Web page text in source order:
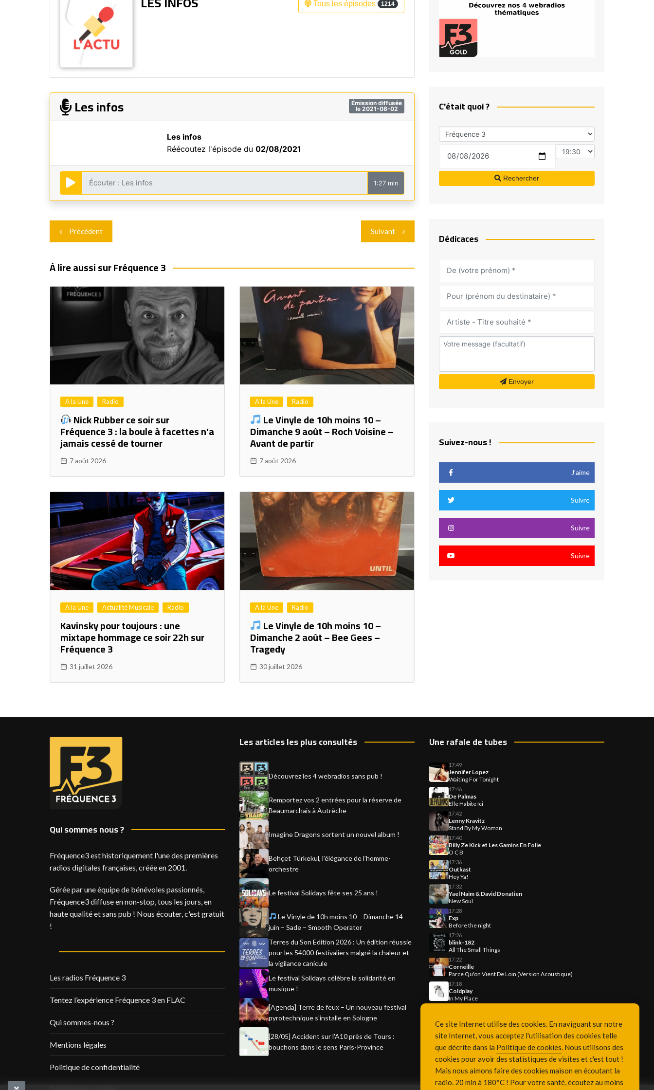
Fréquence 3 Urban
Tous les épisodes 1214
Émission diffusée
le 2021-08-02
Les infos
Les infos
Réécoutez l'épisode du 02/08/2021
1:27 min
Navigation
de
l’article
Précédent Suivant
À lire aussi sur Fréquence 3
A la Une Radio
Nick Rubber ce soir sur
Fréquence 3 : la boule à facettes n’a
jamais cessé de tourner
7 août 2026
A la Une Radio
Le Vinyle de 10h moins 10 –
Dimanche 9 août – Roch Voisine –
Avant de partir
7 août 2026
A la Une Actualité Musicale Radio
Kavinsky pour toujours : une
mixtape hommage ce soir 22h sur
Fréquence 3
31 juillet 2026
A la Une Radio
Le Vinyle de 10h moins 10 –
Dimanche 2 août – Bee Gees –
Tragedy
30 juillet 2026
C'était quoi ?
Rechercher
Dédicaces
Envoyer
Suivez-nous !
J’aime
Suivre
Suivre
Suivre
Qui sommes nous ?
Fréquence3 est historiquement l'une des premières
radios digitales françaises, créée en 2001.
Gérée par une équipe de bénévoles passionnés,
Fréquence3 diffuse en non-stop, tous les jours, en
haute qualité et sans pub ! Nous écouter, c'est gratuit
!
Les radios Fréquence 3
Tentez l’expérience Fréquence 3 en FLAC
Qui sommes-nous ?
Mentions légales
Politique de confidentialité
Les articles les plus consultés
Découvrez les 4 webradios sans pub !
Remportez vos 2 entrées pour la réserve de
Beaumarchais à Autrèche
Imagine Dragons sortent un nouvel album !
Behçet Türkekul, l’élégance de l’homme-
orchestre
Le festival Solidays fête ses 25 ans !
Le Vinyle de 10h moins 10 – Dimanche 14
juin – Sade – Smooth Operator
Terres du Son Edition 2026 : Un édition réussie
pour les 54000 festivaliers malgré la chaleur et
la vigilance canicule
Le festival Solidays célèbre la solidarité en
musique !
[Agenda] Terre de feux – Un nouveau festival
pyrotechnique s'installe en Sologne
[28/05] Accident sur l'A10 près de Tours :
bouchons dans le sens Paris-Province
Une rafale de tubes
17:49
Jennifer Lopez
Waiting For Tonight
17:46
De Palmas
Elle Habite Ici
17:42
Lenny Kravitz
Stand By My Woman
17:40
Billy Ze Kick et Les Gamins En Folie
O C B
17:36
Outkast
Hey Ya!
17:32
Yael Naim & David Donatien
New Soul
17:28
Exp
Before the night
17:26
blink-182
All The Small Things
17:22
Corneille
Parce Qu'on Vient De Loin (Version Acoustique)
17:18
Coldplay
In My Place
Ce site Internet utilise des cookies. En naviguant sur notre
site Internet, vous acceptez l'utilisation des cookies telle
que décrite dans la Politique de cookies. Nous utilisons des
cookies pour avoir des statistiques de visites et c'est tout !
Mais nous aimons faire des cookies maison en écoutant la
radio. 20 min à 180°C ! Pour votre santé, écoutez au moins